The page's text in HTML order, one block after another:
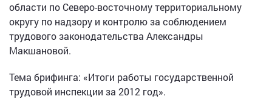
области по Северо-восточному территориальному
округу по надзору и контролю за соблюдением
трудового законодательства Александры
Макшановой.
Тема брифинга: «Итоги работы государственной
трудовой инспекции за 2012 год».